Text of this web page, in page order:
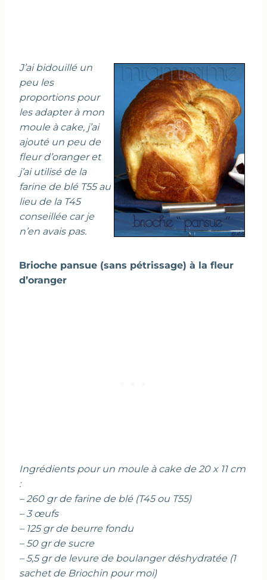
J’ai bidouillé un
peu les
proportions pour
les adapter à mon
moule à cake, j’ai
ajouté un peu de
fleur d’oranger et
j’ai utilisé de la
farine de blé T55 au
lieu de la T45
conseillée car je
n’en avais pas.
Brioche pansue (sans pétrissage) à la fleur
d’oranger
Ingrédients pour un moule à cake de 20 x 11 cm
:
– 260 gr de farine de blé (T45 ou T55)
– 3 œufs
– 125 gr de beurre fondu
– 50 gr de sucre
– 5,5 gr de levure de boulanger déshydratée (1
sachet de Briochin pour moi)